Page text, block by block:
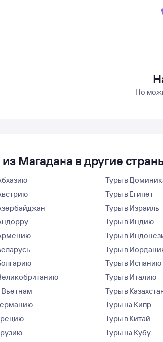
Но
Магадана в другие
Вьетнам
Туры в
Туры в Египет
Туры в Израиль
Туры в Индию
Туры в
Туры в
Туры в Испанию
Туры в Италию
Туры в
Туры на Кипр
Туры в Китай
Туры на Кубу